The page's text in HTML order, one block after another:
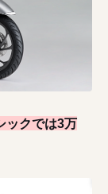
ックでは3万